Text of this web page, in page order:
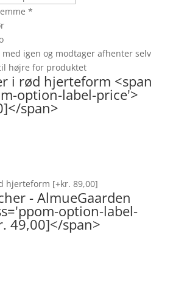
*
med igen og modtager afhenter selv
højre for produktet
i rød hjerteform <span
option-label-price'>
span>
hjerteform [+kr. 89,00]
- AlmueGaarden
option-label-
49,00]</span>